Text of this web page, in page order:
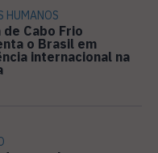
HUMANOS
Cabo Frio
o Brasil em
internacional na